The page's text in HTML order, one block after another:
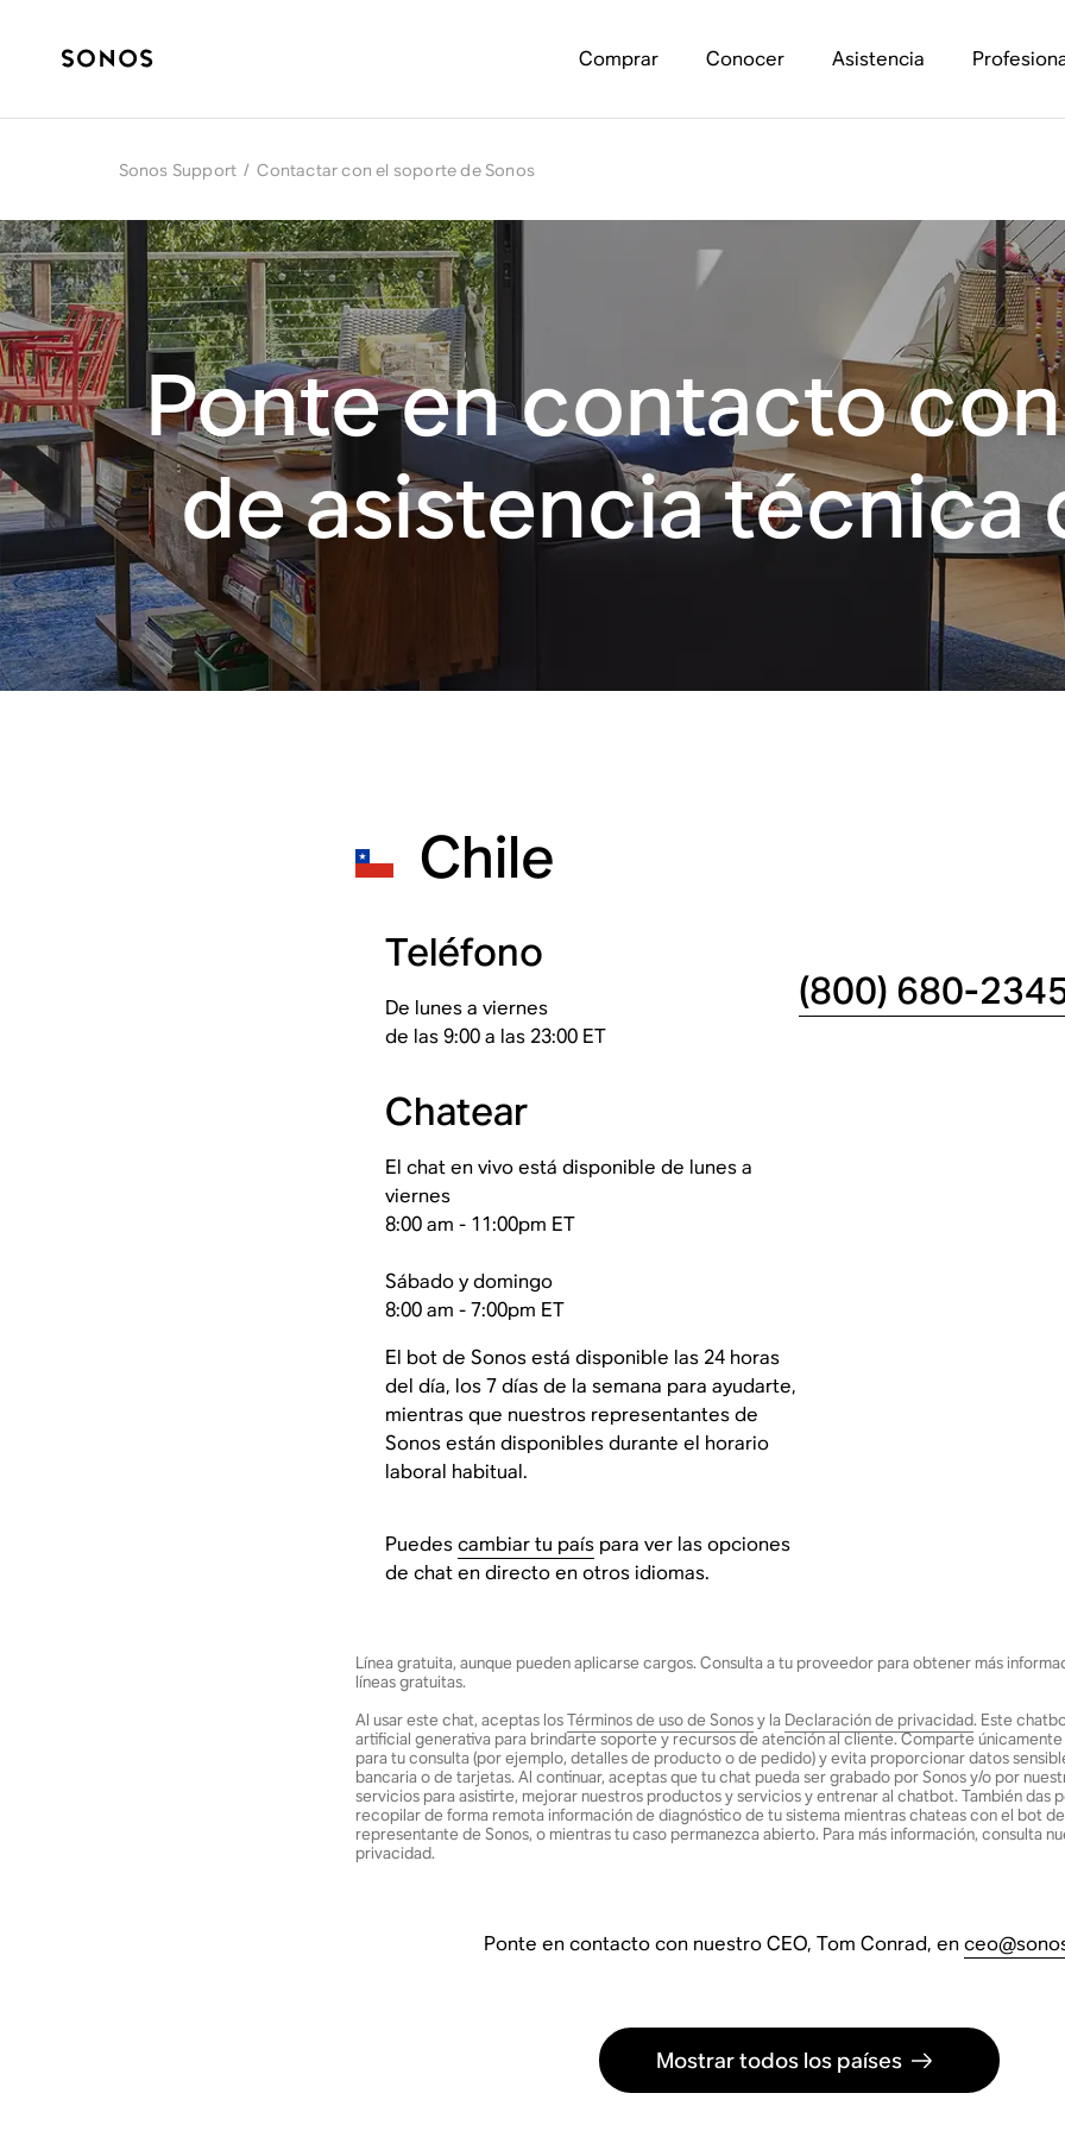
Comprar Conocer Asistencia
Sonos Support / Contactar con el soporte de Sonos
Ponte en contacto
de asistencia técnica
Chile
Teléfono
De lunes a viernes
de las 9:00 a las 23:00 ET
(800) 680-
Chatear
El chat en vivo está disponible de lunes a
viernes
8:00 am - 11:00pm ET
Sábado y domingo
8:00 am - 7:00pm ET
El bot de Sonos está disponible las 24 horas
del día, los 7 días de la semana para ayudarte,
mientras que nuestros representantes de
Sonos están disponibles durante el horario
laboral habitual.
Puedescambiar tu paíspara ver las opciones
de chat en directo en otros idiomas.
Línea gratuita, aunque pueden aplicarse cargos. Consulta a tu proveedor para obtener más
líneas gratuitas.
Al usar este chat, aceptas losTérminos de uso de Sonosy la Declaración de privacidad. Este
artificial generativa para brindarte soporte y recursos de atención al cliente. Comparte
para tu consulta (por ejemplo, detalles de producto o de pedido) y evita proporcionar datos
bancaria o de tarjetas. Al continuar, aceptas que tu chat pueda ser grabado por Sonos y/o por
servicios para asistirte, mejorar nuestros productos y servicios y entrenar al chatbot. También das
recopilar de forma remota información de diagnóstico de tu sistema mientras chateas con el bot
representante de Sonos, o mientras tu caso permanezca abierto. Para más información, consulta
privacidad.
Ponte en contacto con nuestro CEO, Tom Conrad, en
Mostrar todos los países